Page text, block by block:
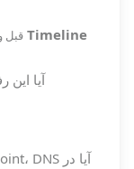
Timeline قبل
آیا